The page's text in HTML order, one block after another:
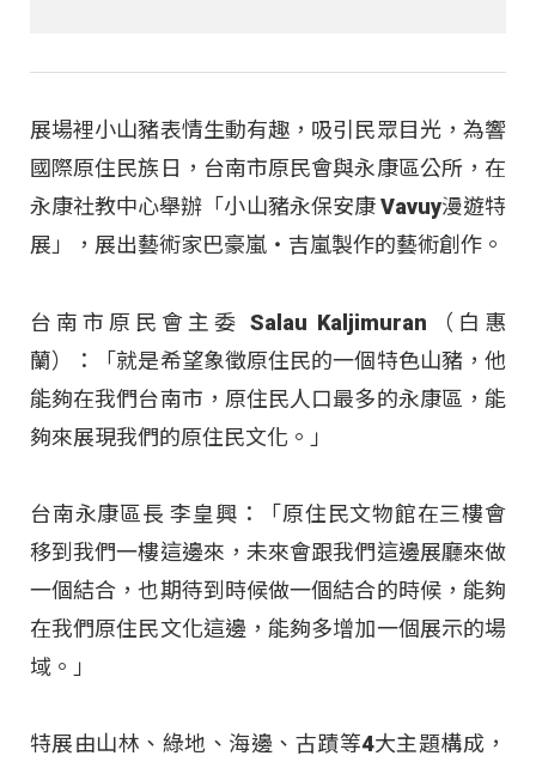
展場裡小山豬表情生動有趣，吸引民眾目光，為響
國際原住民族日，台南市原民會與永康區公所，在
永康社教中心舉辦「小山豬永保安康 Vavuy漫遊特
展」，展出藝術家巴豪嵐・吉嵐製作的藝術創作。
台南市原民會主委 Salau Kaljimuran（白惠
蘭）：「就是希望象徵原住民的一個特色山豬，他
能夠在我們台南市，原住民人口最多的永康區，能
夠來展現我們的原住民文化。」
台南永康區長 李皇興：「原住民文物館在三樓會
移到我們一樓這邊來，未來會跟我們這邊展廳來做
一個結合，也期待到時候做一個結合的時候，能夠
在我們原住民文化這邊，能夠多增加一個展示的場
域。」
特展由山林、綠地、海邊、古蹟等4大主題構成，